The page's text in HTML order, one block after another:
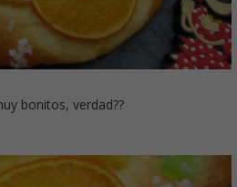
bonitos, verdad??